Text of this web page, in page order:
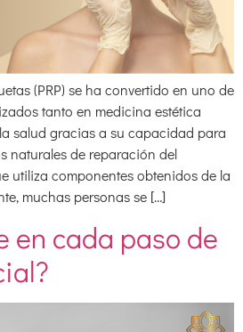
(PRP) se ha convertido en uno de
tanto en medicina estética
salud gracias a su capacidad para
naturales de reparación del
utiliza componentes obtenidos de la
muchas personas se […]
en cada paso de